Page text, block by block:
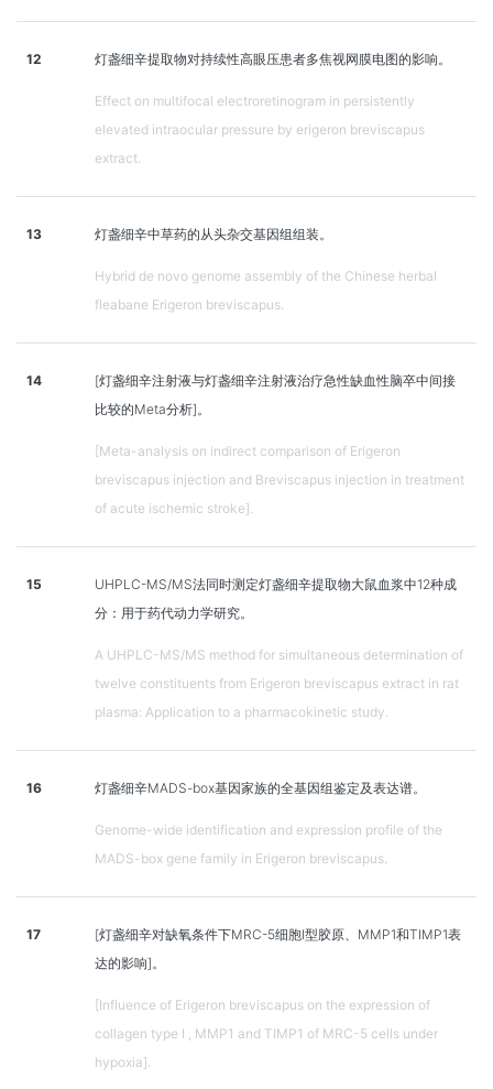
12 灯盏细辛提取物对持续性高眼压患者多焦视网膜电图的影响。
Effect on multifocal electroretinogram in persistently
elevated intraocular pressure by erigeron breviscapus
extract.
13 灯盏细辛中草药的从头杂交基因组组装。
Hybrid de novo genome assembly of the Chinese herbal
fleabane Erigeron breviscapus.
14
[灯盏细辛注射液与灯盏细辛注射液治疗急性缺血性脑卒中间接
比较的Meta分析]。
[Meta-analysis on indirect comparison of Erigeron
breviscapus injection and Breviscapus injection in treatment
of acute ischemic stroke].
15
UHPLC-MS/MS法同时测定灯盏细辛提取物大鼠血浆中12种成
分：用于药代动力学研究。
A UHPLC-MS/MS method for simultaneous determination of
twelve constituents from Erigeron breviscapus extract in rat
plasma: Application to a pharmacokinetic study.
16 灯盏细辛MADS-box基因家族的全基因组鉴定及表达谱。
Genome-wide identification and expression profile of the
MADS-box gene family in Erigeron breviscapus.
17
[灯盏细辛对缺氧条件下MRC-5细胞I型胶原、MMP1和TIMP1表
达的影响]。
[Influence of Erigeron breviscapus on the expression of
collagen type I , MMP1 and TIMP1 of MRC-5 cells under
hypoxia].